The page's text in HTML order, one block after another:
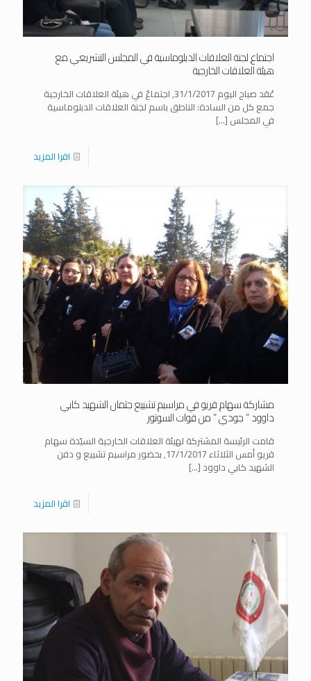
اجتماع لجنة العلاقات الدبلوماسية في المجلس التشريعي مع
هيئة العلاقات الخارجية
عُقد صباح اليوم 31/1/2017, اجتماعٌ في هيئة العلاقات الخارجية
جمع كل من السادة: الناطق باسم لجنة العلاقات الدبلوماسية
في المجلس […]
اقرا المزيد
مشاركة سهام قريو في مراسيم تشييع جثمان الشهيد كابي
داوود ” جودي ” من قوات السوتور
قامت الرئيسة المشتركة لهيئة العلاقات الخارجية السيّدة سهام
قريو أمس الثلاثاء 17/1/2017, بحضور مراسيم تشييع و دفن
الشهيد كابي داوود […]
اقرا المزيد